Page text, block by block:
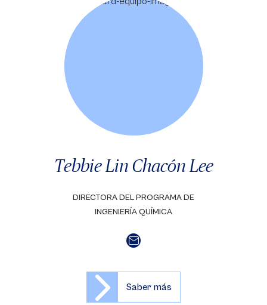
Tebbie Lin Chacón Lee
DIRECTORA DEL PROGRAMA DE
INGENIERÍA QUÍMICA
Saber más